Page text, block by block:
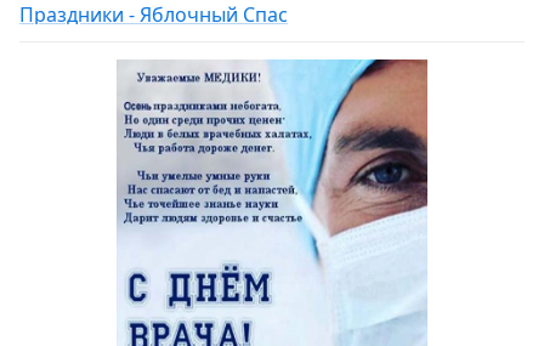
Праздники - Яблочный Спас